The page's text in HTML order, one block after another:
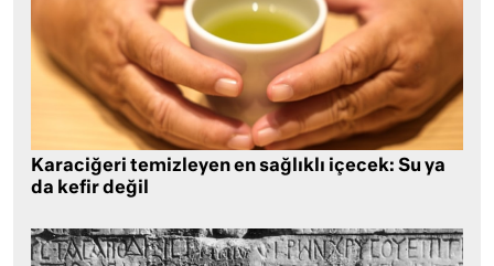
Karaciğeri temizleyen en sağlıklı içecek: Su ya
da kefir değil